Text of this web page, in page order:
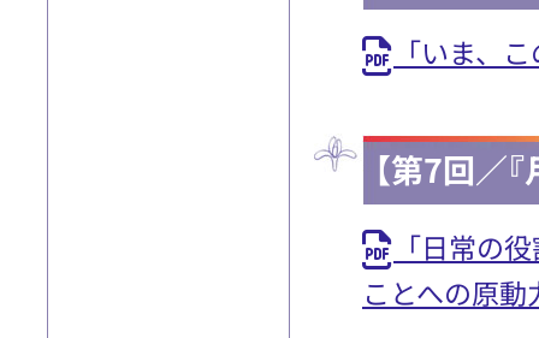
「いま、
【第7回／
「日常の
ことへの原動